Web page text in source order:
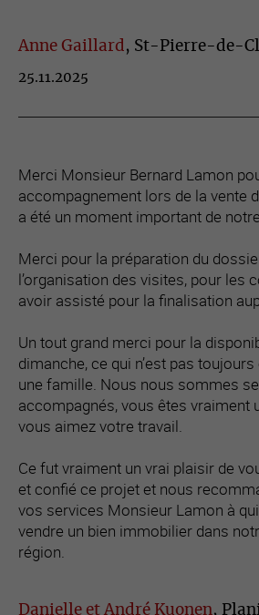
Anne Gaillard, St-Pierre-de-
25.11.2025
Merci Monsieur Bernard Lamon
accompagnement lors de la vente
a été un moment important de
Merci pour la préparation du
l’organisation des visites, pour les
avoir assisté pour la finalisation
Un tout grand merci pour la
dimanche, ce qui n’est pas
une famille. Nous nous sommes
accompagnés, vous êtes vraiment
vous aimez votre travail.
Ce fut vraiment un vrai plaisir de
et confié ce projet et nous
vos services Monsieur Lamon à
vendre un bien immobilier dans
région.
Danielle et André Kuonen,